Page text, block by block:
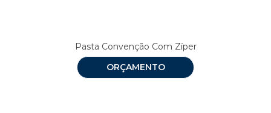
Pasta Convenção Com Zíper
ORÇAMENTO